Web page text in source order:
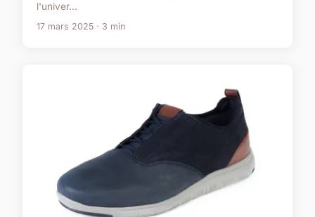
l'univer...
17 mars 2025 · 3 min